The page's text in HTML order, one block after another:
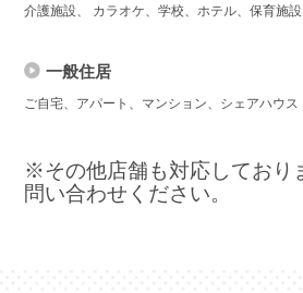
介護施設、 カラオケ、学校、ホテル、保育施
一般住居
ご自宅、アパート、マンション、シェアハウス
※その他店舗も対応しており
問い合わせください。